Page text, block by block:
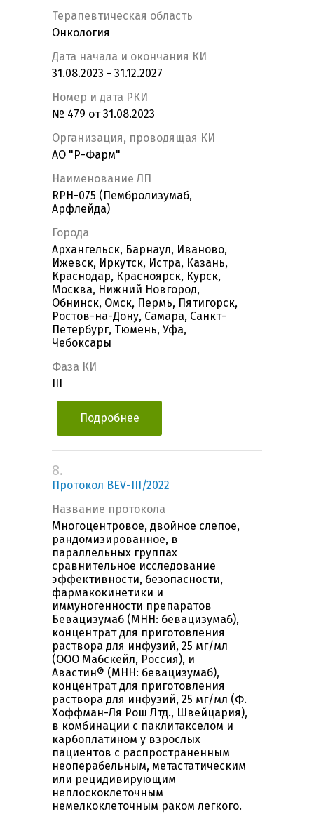
Терапевтическая область
Онкология
Дата начала и окончания КИ
31.08.2023 - 31.12.2027
Номер и дата РКИ
№ 479 от 31.08.2023
Организация, проводящая КИ
АО "Р-Фарм"
Наименование ЛП
RPH-075 (Пембролизумаб,
Арфлейда)
Города
Архангельск, Барнаул, Иваново,
Ижевск, Иркутск, Истра, Казань,
Краснодар, Красноярск, Курск,
Москва, Нижний Новгород,
Обнинск, Омск, Пермь, Пятигорск,
Ростов-на-Дону, Самара, Санкт-
Петербург, Тюмень, Уфа,
Чебоксары
Фаза КИ
Подробнее
8.
Протокол BEV-III/2022
Название протокола
Многоцентровое, двойное слепое,
рандомизированное, в
параллельных группах
сравнительное исследование
эффективности, безопасности,
фармакокинетики и
иммуногенности препаратов
Бевацизумаб (МНН: бевацизумаб),
концентрат для приготовления
раствора для инфузий, 25 мг/мл
(ООО Мабскейл, Россия), и
Авастин® (МНН: бевацизумаб),
концентрат для приготовления
раствора для инфузий, 25 мг/мл (Ф.
Хоффман-Ля Рош Лтд., Швейцария),
в комбинации с паклитакселом и
карбоплатином у взрослых
пациентов с распространенным
неоперабельным, метастатическим
или рецидивирующим
неплоскоклеточным
немелкоклеточным раком легкого.